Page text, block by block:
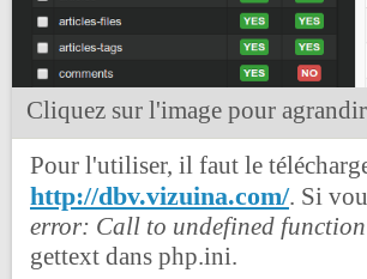
Cliquez sur l'image pour agrandir
Pour l'utiliser, il faut le
http://dbv.vizuina.com/. Si
error: Call to undefined
gettext dans php.ini.